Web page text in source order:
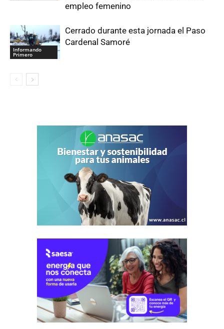
empleo femenino
Informando
Primero
Cerrado durante esta jornada el Paso
Cardenal Samoré